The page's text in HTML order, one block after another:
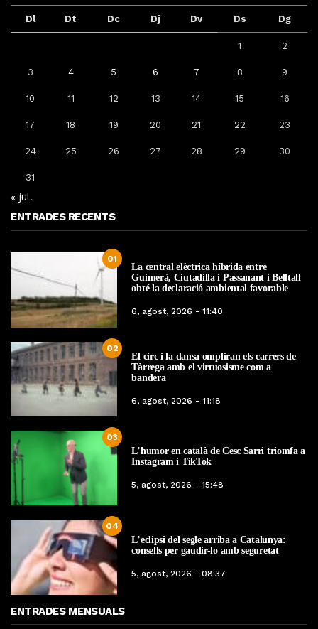
Dl Dt Dc Dj Dv Ds Dg
1 2
3 4 5 6 7 8 9
10 11 12 13 14 15 16
17 18 19 20 21 22 23
24 25 26 27 28 29 30
31
« jul.
ENTRADES RECENTS
01
La central elèctrica híbrida entre
Guimerà, Ciutadilla i Passanant i Belltall
obté la declaració ambiental favorable
6, agost, 2026 - 11:40
02
El circ i la dansa ompliran els carrers de
Tàrrega amb el virtuosisme com a
bandera
6, agost, 2026 - 11:18
03
L’humor en català de Cesc Sarri triomfa a
Instagram i TikTok
5, agost, 2026 - 15:48
04
L’eclipsi del segle arriba a Catalunya:
consells per gaudir-lo amb seguretat
5, agost, 2026 - 08:37
ENTRADES MENSUALS